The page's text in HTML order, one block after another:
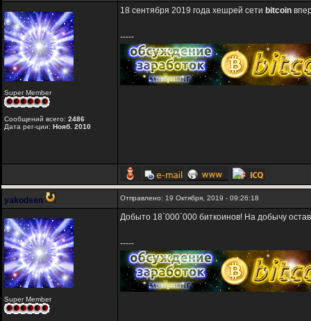
Super Member
Сообщений всего: 2486
Дата рег-ции: Нояб. 2010
18 сентября 2019 года хешрей сети bitcoin
-----
yakodsen Отправлено: 19 Октября, 2019 - 09:26:18
Super Member
Добыто 18`000`000 биткоинов! На добычу
-----